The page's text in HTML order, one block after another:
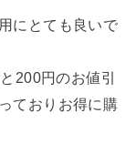
にとても良いで
200円のお値引
ておりお得に購